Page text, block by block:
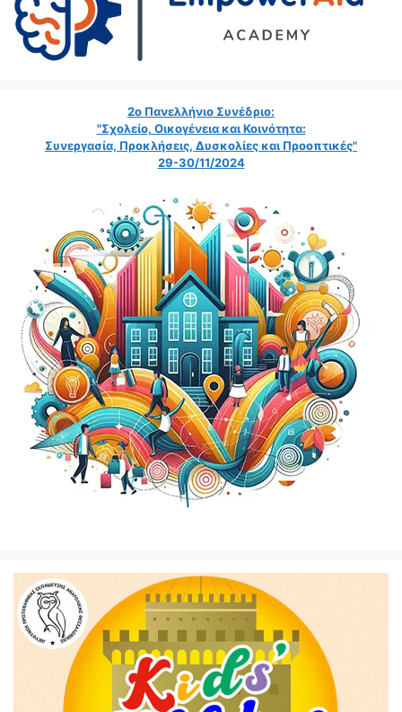
2ο Πανελλήνιο Συνέδριο:
"Σχολείο, Οικογένεια και Κοινότητα:
Συνεργασία, Προκλήσεις, Δυσκολίες και Προοπτικές"
29-30/11/2024